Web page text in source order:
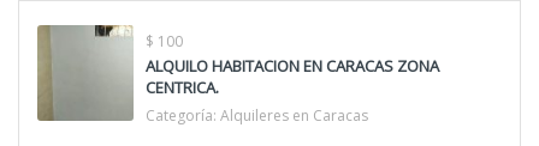
$ 100
ALQUILO HABITACION EN CARACAS ZONA
CENTRICA.
Categoría: Alquileres en Caracas